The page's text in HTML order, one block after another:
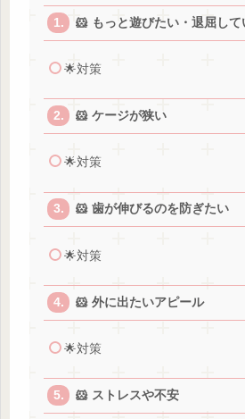
🐹 もっと遊びたい・退屈して
🌟対策
🐹 ケージが狭い
🌟対策
🐹 歯が伸びるのを防ぎたい
🌟対策
🐹 外に出たいアピール
🌟対策
🐹 ストレスや不安